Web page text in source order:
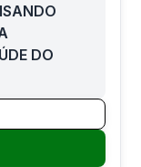
DO